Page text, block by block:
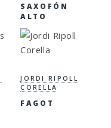
SAXOFÓN
ALTO
JORDI RIPOLL
CORELLA
FAGOT